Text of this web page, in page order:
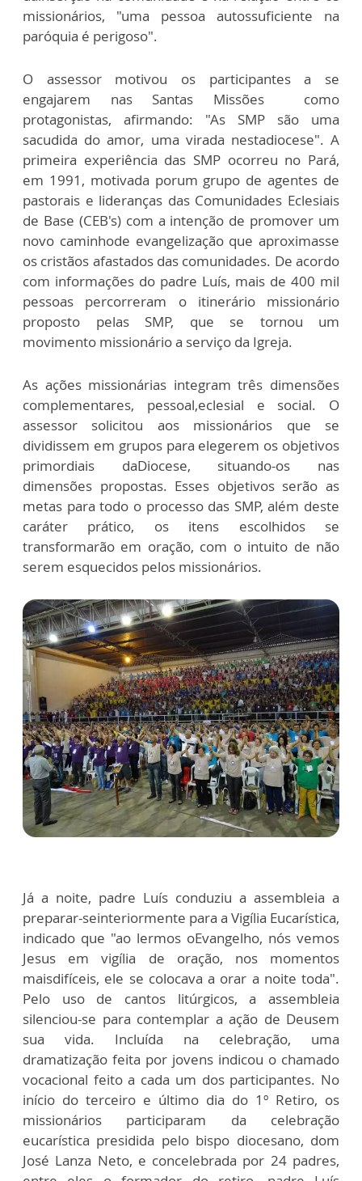
missionários, "uma pessoa autossuficiente na
paróquia é perigoso".
O assessor motivou os participantes a se
engajarem nas Santas Missões como
protagonistas, afirmando: "As SMP são uma
sacudida do amor, uma virada nestadiocese". A
primeira experiência das SMP ocorreu no Pará,
em 1991, motivada porum grupo de agentes de
pastorais e lideranças das Comunidades Eclesiais
de Base (CEB's) com a intenção de promover um
novo caminhode evangelização que aproximasse
os cristãos afastados das comunidades. De acordo
com informações do padre Luís, mais de 400 mil
pessoas percorreram o itinerário missionário
proposto pelas SMP, que se tornou um
movimento missionário a serviço da Igreja.
As ações missionárias integram três dimensões
complementares, pessoal,eclesial e social. O
assessor solicitou aos missionários que se
dividissem em grupos para elegerem os objetivos
primordiais daDiocese, situando-os nas
dimensões propostas. Esses objetivos serão as
metas para todo o processo das SMP, além deste
caráter prático, os itens escolhidos se
transformarão em oração, com o intuito de não
serem esquecidos pelos missionários.
Já a noite, padre Luís conduziu a assembleia a
preparar-seinteriormente para a Vigília Eucarística,
indicado que "ao lermos oEvangelho, nós vemos
Jesus em vigília de oração, nos momentos
maisdifíceis, ele se colocava a orar a noite toda".
Pelo uso de cantos litúrgicos, a assembleia
silenciou-se para contemplar a ação de Deusem
sua vida. Incluída na celebração, uma
dramatização feita por jovens indicou o chamado
vocacional feito a cada um dos participantes. No
início do terceiro e último dia do 1º Retiro, os
missionários participaram da celebração
eucarística presidida pelo bispo diocesano, dom
José Lanza Neto, e concelebrada por 24 padres,